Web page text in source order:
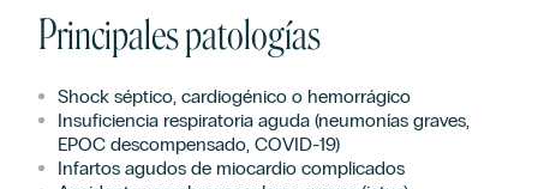
Principales patologías
Shock séptico, cardiogénico o hemorrágico
Insuficiencia respiratoria aguda (neumonías graves,
EPOC descompensado, COVID-19)
Infartos agudos de miocardio complicados